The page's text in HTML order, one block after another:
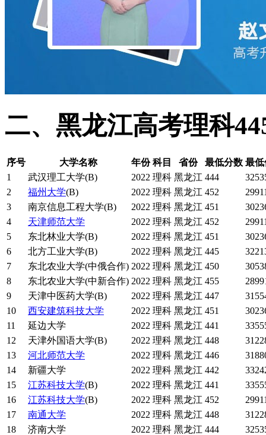
二、黑龙江高考理科
序号 大学名称 年份 科目 省份 最低分数 最
1
武汉理工大学(B) 2022 理科 黑龙江 444
2
福州大学(B) 2022 理科 黑龙江 452
3
南京信息工程大学(B) 2022 理科 黑龙江 451
4
天津师范大学 2022 理科 黑龙江 452
5
东北林业大学(B) 2022 理科 黑龙江 451
6
北方工业大学(B) 2022 理科 黑龙江 445
7
东北农业大学(中俄合作) 2022 理科 黑龙江 450
8
东北农业大学(中新合作) 2022 理科 黑龙江 455
9
天津中医药大学(B) 2022 理科 黑龙江 447
10
西安建筑科技大学 2022 理科 黑龙江 451
11
延边大学 2022 理科 黑龙江 441
12
天津外国语大学(B) 2022 理科 黑龙江 448
13
河北师范大学 2022 理科 黑龙江 446
14
新疆大学 2022 理科 黑龙江 442
15
江苏科技大学(B) 2022 理科 黑龙江 441
16
江苏科技大学(B) 2022 理科 黑龙江 452
17
南通大学 2022 理科 黑龙江 448
18
济南大学 2022 理科 黑龙江 444